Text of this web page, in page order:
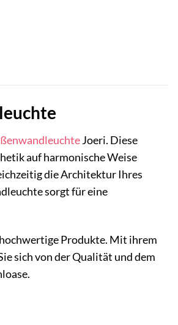
Joeri. Diese
auf harmonische Weise
die Architektur Ihres
sorgt für eine
hochwertige Produkte. Mit ihrem
sich von der Qualität und dem